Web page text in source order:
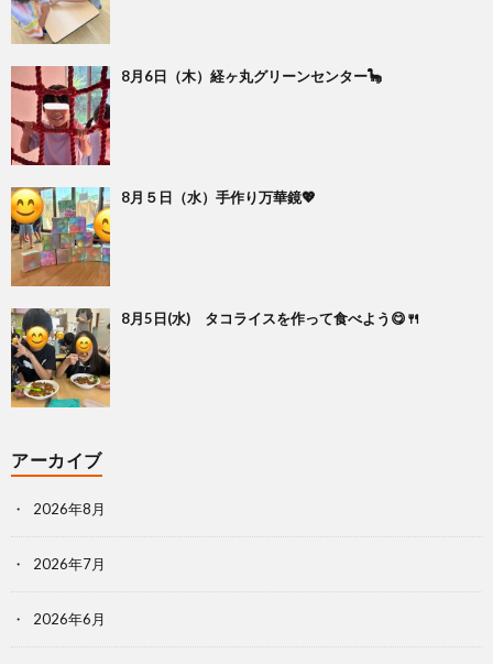
8月6日（木）経ヶ丸グリーンセンター🦕
8月５日（水）手作り万華鏡💖
8月5日(水) タコライスを作って食べよう😋🍴
アーカイブ
2026年8月
2026年7月
2026年6月